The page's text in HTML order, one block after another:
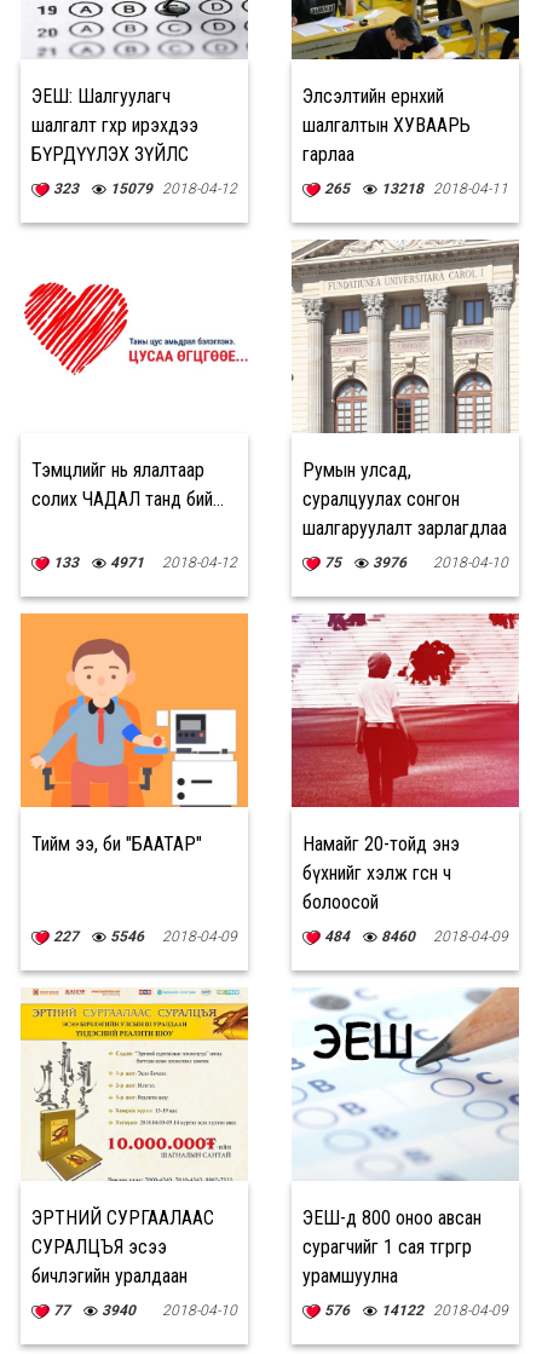
ЭЕШ: Шалгуулагч
шалгалт өгөхөөр ирэхдээ
БҮРДҮҮЛЭХ ЗҮЙЛС
323 15079 2018-04-12
Элсэлтийн ерөнхий
шалгалтын ХУВААРЬ
гарлаа
265 13218 2018-04-11
Тэмцлийг нь ялалтаар
солих ЧАДАЛ танд бий...
133 4971 2018-04-12
Румын улсад,
суралцуулах сонгон
шалгаруулалт зарлагдлаа
75 3976 2018-04-10
Тийм ээ, би "БААТАР"
227 5546 2018-04-09
Намайг 20-тойд энэ
бүхнийг хэлж өгсөн ч
болоосой
484 8460 2018-04-09
ЭРТНИЙ СУРГААЛААС
СУРАЛЦЪЯ эсээ
бичлэгийн уралдаан
зарлагдлаа
77 3940 2018-04-10
ЭЕШ-д 800 оноо авсан
сурагчийг 1 сая төгрөгөөр
урамшуулна
576 14122 2018-04-09